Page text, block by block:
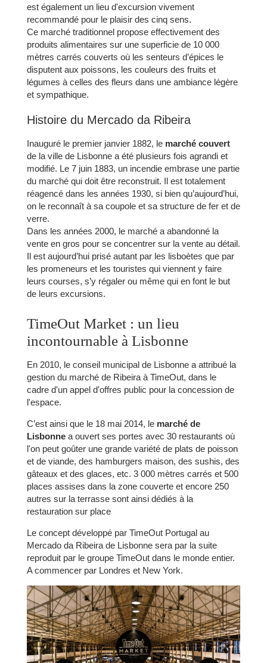
est également un lieu d'excursion vivement
recommandé pour le plaisir des cinq sens.
Ce marché traditionnel propose effectivement des
produits alimentaires sur une superficie de 10 000
mètres carrés couverts où les senteurs d’épices le
disputent aux poissons, les couleurs des fruits et
légumes à celles des fleurs dans une ambiance légère
et sympathique.
Histoire du Mercado da Ribeira
Inauguré le premier janvier 1882, le marché couvert
de la ville de Lisbonne a été plusieurs fois agrandi et
modifié. Le 7 juin 1883, un incendie embrase une partie
du marché qui doit être reconstruit. Il est totalement
réagencé dans les années 1930, si bien qu’aujourd’hui,
on le reconnaît à sa coupole et sa structure de fer et de
verre.
Dans les années 2000, le marché a abandonné la
vente en gros pour se concentrer sur la vente au détail.
Il est aujourd’hui prisé autant par les lisboètes que par
les promeneurs et les touristes qui viennent y faire
leurs courses, s’y régaler ou même qui en font le but
de leurs excursions.
TimeOut Market : un lieu
incontournable à Lisbonne
En 2010, le conseil municipal de Lisbonne a attribué la
gestion du marché de Ribeira à TimeOut, dans le
cadre d'un appel d'offres public pour la concession de
l'espace.
C’est ainsi que le 18 mai 2014, le marché de
Lisbonne a ouvert ses portes avec 30 restaurants où
l'on peut goûter une grande variété de plats de poisson
et de viande, des hamburgers maison, des sushis, des
gâteaux et des glaces, etc. 3 000 mètres carrés et 500
places assises dans la zone couverte et encore 250
autres sur la terrasse sont ainsi dédiés à la
restauration sur place
Le concept développé par TimeOut Portugal au
Mercado da Ribeira de Lisbonne sera par la suite
reproduit par le groupe TimeOut dans le monde entier.
A commencer par Londres et New York.